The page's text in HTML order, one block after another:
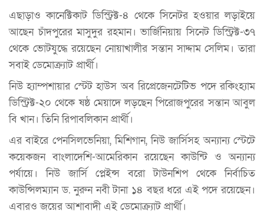
এছাড়াও কানেক্টিকাট ডিস্ট্রিক্ট-৪ থেকে সিনেটর হওয়ার লড়াইয়ে
আছেন চাঁদপুরের মাসুদুর রহমান। ভার্জিনিয়ায় সিনেট ডিস্ট্রিক্ট-৩৭
থেকে ভোটযুদ্ধে রয়েছেন নোয়াখালীর সন্তান সাদ্দাম সেলিম। তারা
সবাই ডেমোক্র্যাট প্রার্থী।
নিউ হ্যাম্পশায়ার স্টেট হাউস অব রিপ্রেজেনটেটিভ পদে রকিংহ্যাম
ডিস্ট্রিক্ট-২০ থেকে ষষ্ঠ মেয়াদে লড়ছেন পিরোজপুরের সন্তান আবুল
বি খান। তিনি রিপাবলিকান প্রার্থী।
এর বাইরে পেনসিলভেনিয়া, মিশিগান, নিউ জার্সিসহ অন্যান্য স্টেটে
কয়েকজন বাংলাদেশি-আমেরিকান রয়েছেন কাউন্টি ও অন্যান্য
পর্যায়ে। নিউ জার্সি প্লেইন্স বরো টাউনশিপ থেকে নির্বাচিত
কাউন্সিলম্যান ড. নুরুন নবী টানা ১৪ বছর ধরে এই পদে রয়েছেন।
এবারও জয়ের আশাবাদী এই ডেমোক্র্যাট প্রার্থী।